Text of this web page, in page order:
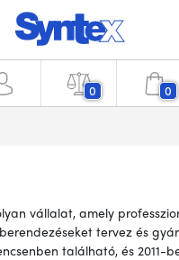
0 0
vállalat, amely
tervez és
található, és 2011-